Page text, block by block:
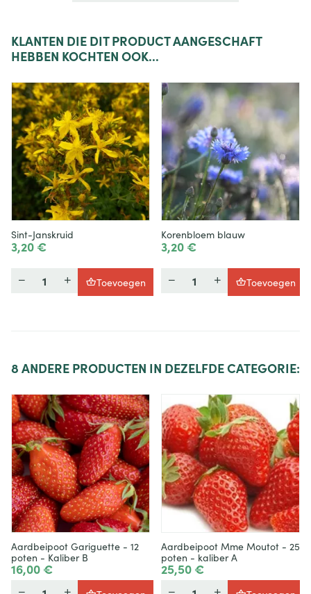
KLANTEN DIE DIT PRODUCT AANGESCHAFT
HEBBEN KOCHTEN OOK...
Sint-Janskruid
3,20 €
Hoeveelheid
Toevoegen
Korenbloem blauw
3,20 €
Hoeveelheid
Toevoegen
8 ANDERE PRODUCTEN IN DEZELFDE CATEGORIE:
Aardbeipoot Gariguette - 12
poten - Kaliber B
16,00 €
Hoeveelheid
Aardbeipoot Mme Moutot - 25
poten - kaliber A
25,50 €
Hoeveelheid